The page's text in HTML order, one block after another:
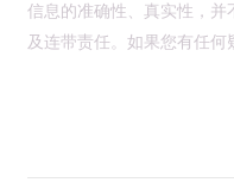
信息的准确性、真实性，
及连带责任。如果您有任何